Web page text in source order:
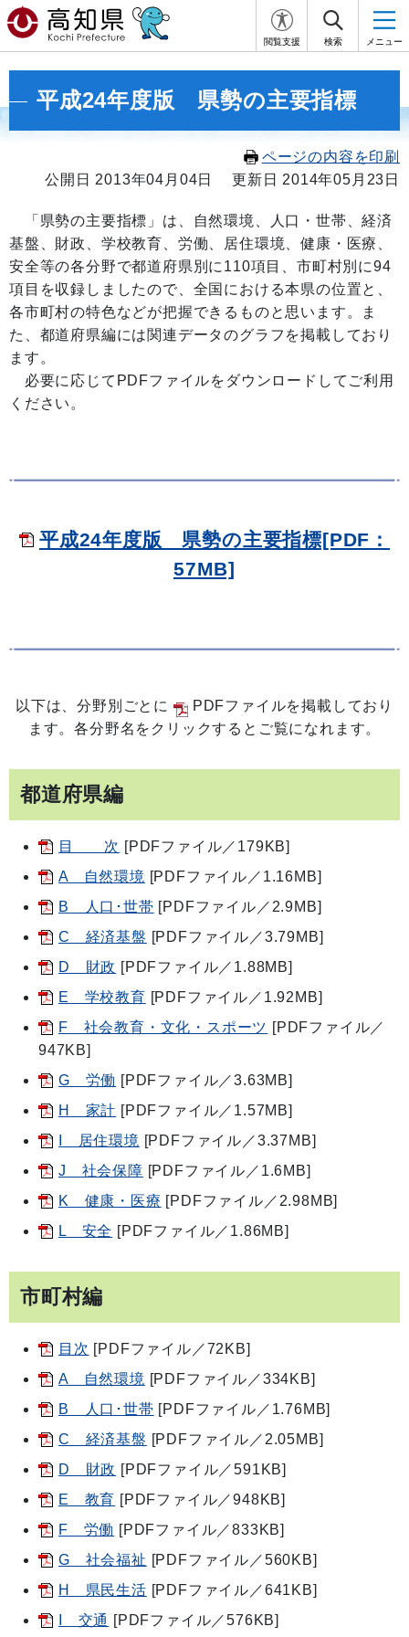
閲覧支援 検索 メニュー
平成24年度版 県勢の主要指標
ページの内容を印刷
公開日 2013年04月04日
更新日 2014年05月23日
「県勢の主要指標」は、自然環境、人口・世帯、経済
基盤、財政、学校教育、労働、居住環境、健康・医療、
安全等の各分野で都道府県別に110項目、市町村別に94
項目を収録しましたので、全国における本県の位置と、
各市町村の特色などが把握できるものと思います。ま
た、都道府県編には関連データのグラフを掲載しており
ます。
必要に応じてPDFファイルをダウンロードしてご利用
ください。
平成24年度版 県勢の主要指標[PDF：
57MB]
以下は、分野別ごとに
PDFファイルを掲載しており
ます。各分野名をクリックするとご覧になれます。
都道府県編
目 次 [PDFファイル／179KB]
A 自然環境 [PDFファイル／1.16MB]
B 人口･世帯 [PDFファイル／2.9MB]
C 経済基盤 [PDFファイル／3.79MB]
D 財政 [PDFファイル／1.88MB]
E 学校教育 [PDFファイル／1.92MB]
F 社会教育・文化・スポーツ [PDFファイル／
947KB]
G 労働 [PDFファイル／3.63MB]
H 家計 [PDFファイル／1.57MB]
I 居住環境 [PDFファイル／3.37MB]
J 社会保障 [PDFファイル／1.6MB]
K 健康・医療 [PDFファイル／2.98MB]
L 安全 [PDFファイル／1.86MB]
市町村編
目次 [PDFファイル／72KB]
A 自然環境 [PDFファイル／334KB]
B 人口･世帯 [PDFファイル／1.76MB]
C 経済基盤 [PDFファイル／2.05MB]
D 財政 [PDFファイル／591KB]
E 教育 [PDFファイル／948KB]
F 労働 [PDFファイル／833KB]
G 社会福祉 [PDFファイル／560KB]
H 県民生活 [PDFファイル／641KB]
I 交通 [PDFファイル／576KB]